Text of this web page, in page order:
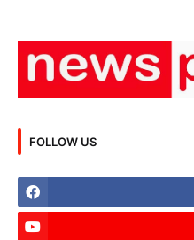
FOLLOW US